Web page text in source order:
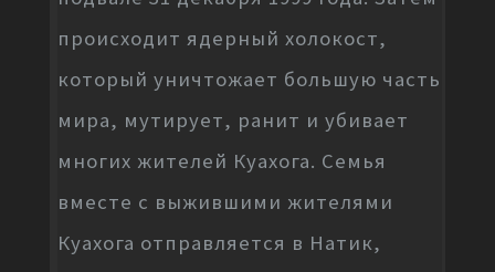
происходит ядерный холокост,
который уничтожает большую часть
мира, мутирует, ранит и убивает
многих жителей Куахога. Семья
вместе с выжившими жителями
Куахога отправляется в Натик,